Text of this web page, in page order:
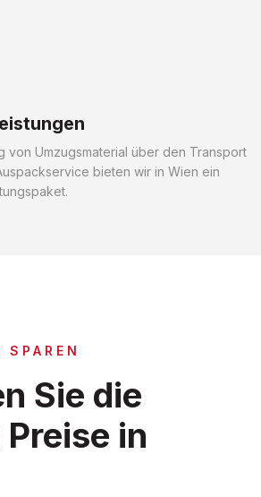
von Umzugsmaterial über den Transport
bieten wir in Wien ein
SPAREN
Sie die
in